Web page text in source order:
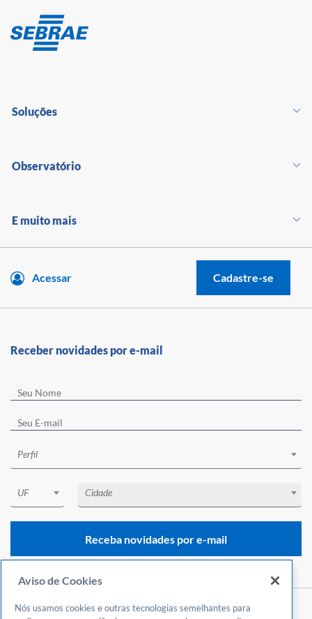
Soluções
Observatório
E muito mais
Acessar Cadastre-se
Receber novidades por e-mail
Perfil
UF Cidade
Receba novidades por e-mail
Aviso de Cookies
Nós usamos cookies e outras tecnologias semelhantes para